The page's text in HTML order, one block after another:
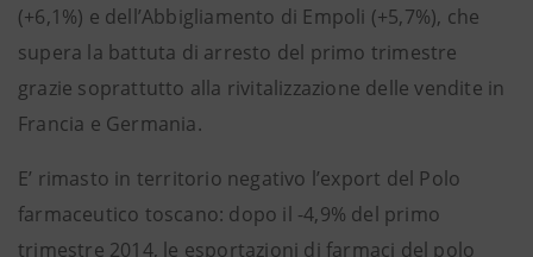
(+6,1%) e dell’Abbigliamento di Empoli (+5,7%), che
supera la battuta di arresto del primo trimestre
grazie soprattutto alla rivitalizzazione delle vendite in
Francia e Germania.
E’ rimasto in territorio negativo l’export del Polo
farmaceutico toscano: dopo il -4,9% del primo
trimestre 2014, le esportazioni di farmaci del polo